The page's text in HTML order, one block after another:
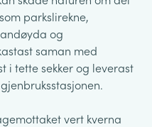
parkslirekne,
og
saman med
i tette sekker og leverast
vert kverna